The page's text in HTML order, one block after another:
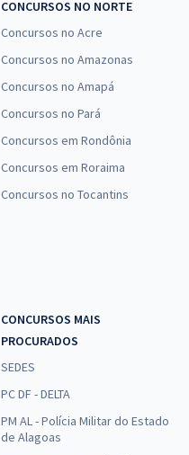
CONCURSOS NO NORTE
Concursos no Acre
Concursos no Amazonas
Concursos no Amapá
Concursos no Pará
Concursos em Rondônia
Concursos em Roraima
Concursos no Tocantins
CONCURSOS MAIS
PROCURADOS
SEDES
PC DF - DELTA
PM AL - Polícia Militar do Estado
de Alagoas